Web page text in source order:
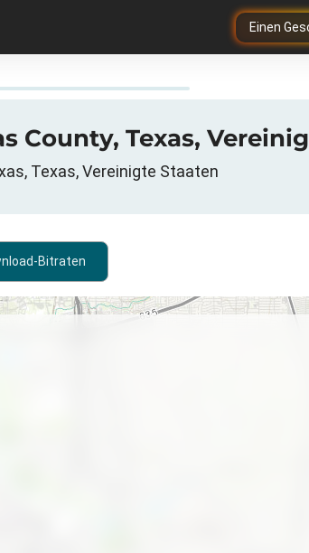
Einen
County, Texas,
Texas, Vereinigte Staaten
Bitraten